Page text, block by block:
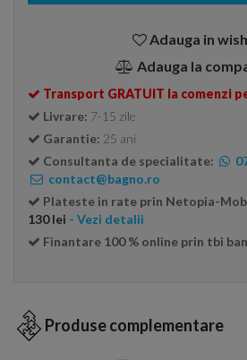
Adauga in
Adauga la
Transport GRATUIT la comenzi
Livrare: 7-15 zile
Garantie: 25 ani
Consultanta de specialitate:
contact@bagno.ro
Plateste in rate prin Netopia-
130 lei - Vezi detalii
Finantare 100 % online prin tbi
Produse complementare